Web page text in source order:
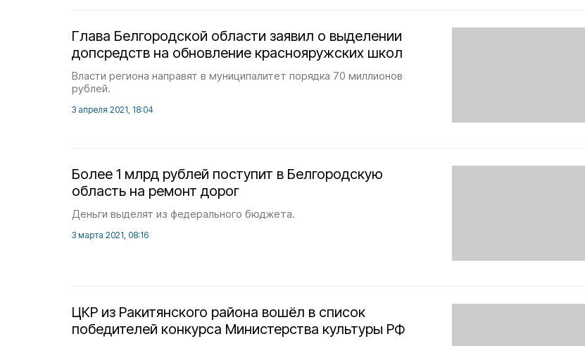
Глава Белгородской области заявил о выделении
допсредств на обновление краснояружских школ
Власти региона направят в муниципалитет порядка 70 миллионов
рублей.
3 апреля 2021, 18:04
Более 1 млрд рублей поступит в Белгородскую
область на ремонт дорог
Деньги выделят из федерального бюджета.
3 марта 2021, 08:16
ЦКР из Ракитянского района вошёл в список
победителей конкурса Министерства культуры РФ